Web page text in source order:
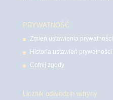
PRYWATNOŚĆ
Zmień ustawienia prywatności
Historia ustawień prywatności
Cofnij zgody
Licznik odwiedzin witryny